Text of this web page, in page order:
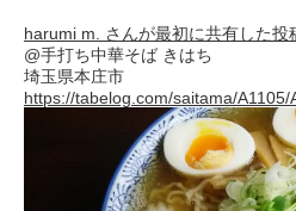
harumi m. さんが最初に共有した投
@手打ち中華そば きはち
埼玉県本庄市
https://tabelog.com/saitama/